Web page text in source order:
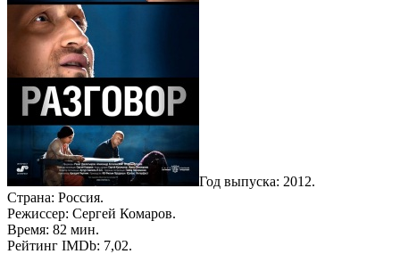
Год выпуска: 2012.
Страна: Россия.
Режиссер: Сергей Комаров.
Время: 82 мин.
Рейтинг IMDb: 7,02.